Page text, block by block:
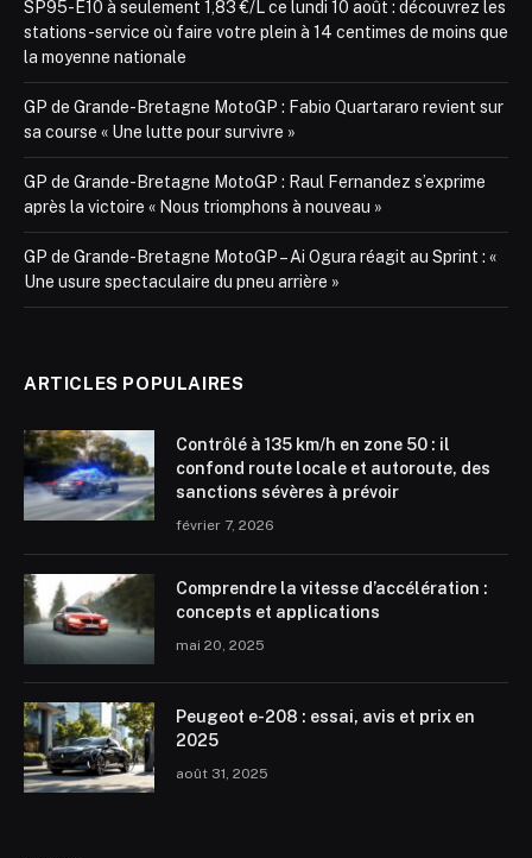
SP95-E10 à seulement 1,83 €/L ce lundi 10 août : découvrez les
stations-service où faire votre plein à 14 centimes de moins que
la moyenne nationale
GP de Grande-Bretagne MotoGP : Fabio Quartararo revient sur
sa course « Une lutte pour survivre »
GP de Grande-Bretagne MotoGP : Raul Fernandez s’exprime
après la victoire « Nous triomphons à nouveau »
GP de Grande-Bretagne MotoGP – Ai Ogura réagit au Sprint : «
Une usure spectaculaire du pneu arrière »
ARTICLES POPULAIRES
Contrôlé à 135 km/h en zone 50 : il
confond route locale et autoroute, des
sanctions sévères à prévoir
février 7, 2026
Comprendre la vitesse d’accélération :
concepts et applications
mai 20, 2025
Peugeot e-208 : essai, avis et prix en
2025
août 31, 2025